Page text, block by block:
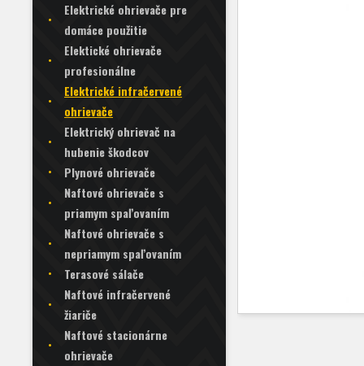
Elektrické ohrievače pre
domáce použitie
Elektické ohrievače
profesionálne
Elektrické infračervené
ohrievače
Elektrický ohrievač na
hubenie škodcov
Plynové ohrievače
Naftové ohrievače s
priamym spaľovaním
Naftové ohrievače s
nepriamym spaľovaním
Terasové sálače
Naftové infračervené
žiariče
Naftové stacionárne
ohrievače